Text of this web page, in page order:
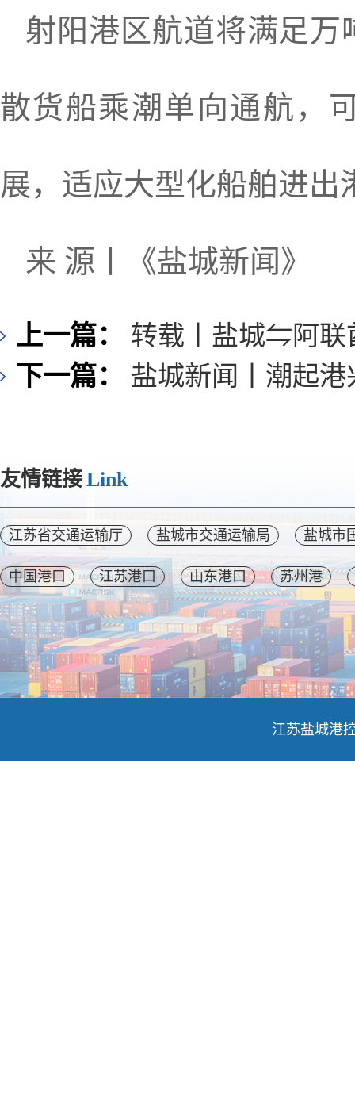
射阳港区航道将满足
散货船乘潮单向通航，
展，适应大型化船舶进
来 源丨 《盐城新闻》
上一篇：
转载丨盐城⇋阿联
下一篇：
盐城新闻丨潮起
友情链接Link
江苏省交通运输厅 盐城市交通运输局 盐城市
中国港口 江苏港口 山东港口 苏州港
江苏盐城港